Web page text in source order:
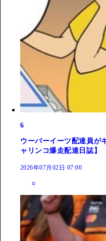
6
ウーバーイーツ配達員が
ャリンコ爆走配達日誌】
2026年07月02日 07:00